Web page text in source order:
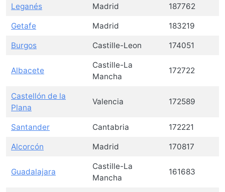
Leganés Madrid 187762
Getafe Madrid 183219
Burgos Castille-Leon 174051
Albacete
Castille-La
Mancha
172722
Castellón de la
Plana
Valencia 172589
Santander Cantabria 172221
Alcorcón Madrid 170817
Guadalajara
Castille-La
Mancha
161683